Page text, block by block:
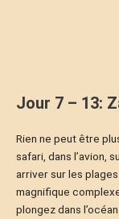
Jour 7 – 13:
Rien ne peut être
safari, dans l’avion,
arriver sur les
magnifique
plongez dans